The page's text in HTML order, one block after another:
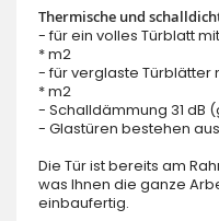
Thermische und
- für ein volles Türblatt
* m2
- für verglaste Türblätter
* m2
- Schalldämmung 31 dB
- Glastüren bestehen
Die Tür ist bereits am
was Ihnen die ganze
einbaufertig.